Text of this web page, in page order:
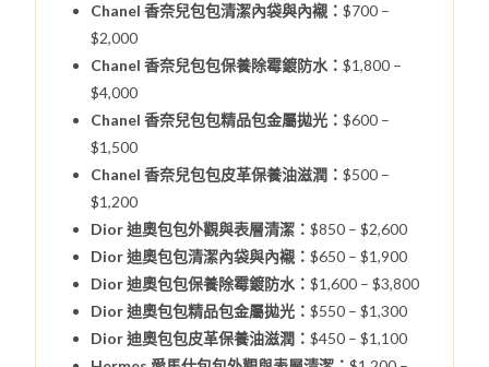
Chanel 香奈兒包包清潔內袋與內襯：$700 –
$2,000
Chanel 香奈兒包包保養除霉鍍防水：$1,800 –
$4,000
Chanel 香奈兒包包精品包金屬拋光：$600 –
$1,500
Chanel 香奈兒包包皮革保養油滋潤：$500 –
$1,200
Dior 迪奧包包外觀與表層清潔：$850 – $2,600
Dior 迪奧包包清潔內袋與內襯：$650 – $1,900
Dior 迪奧包包保養除霉鍍防水：$1,600 – $3,800
Dior 迪奧包包精品包金屬拋光：$550 – $1,300
Dior 迪奧包包皮革保養油滋潤：$450 – $1,100